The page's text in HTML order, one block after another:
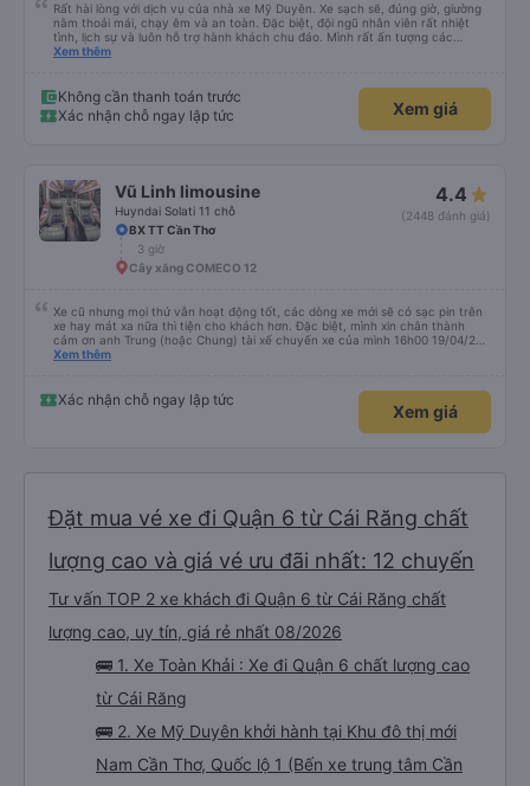
Rất hài lòng với dịch vụ của nhà xe Mỹ Duyên. Xe sạch sẽ, đúng giờ, giường
nằm thoải mái, chạy êm và an toàn. Đặc biệt, đội ngũ nhân viên rất nhiệt
tình, lịch sự và luôn hỗ trợ hành khách chu đáo. Mình rất ấn tượng các
anh/chị nhân viên trung chuyển ở Mỹ Luông. Mọi người rất thân thiện, đón
cảm giác rất yên tâm khi di chuyển. Chắc chắn sẽ tiếp tục lựa chọn nhà xe
Mỹ Duyên trong những chuyến đi sắp tới. Cảm ơn nhà xe và đội ngũ nhân
viên đã mang đến một chuyến đi thật thoải mái!
Xem thêm
Không cần thanh toán trước
Xác nhận chỗ ngay lập tức
Xem giá
Vũ Linh limousine
Huyndai Solati 11 chỗ
4.4
(2448 đánh giá)
BX TT Cần Thơ
3 giờ
Cây xăng COMECO 12
Xe cũ nhưng mọi thứ vẫn hoạt động tốt, các dòng xe mới sẽ có sạc pin trên
xe hay mát xa nữa thì tiện cho khách hơn. Đặc biệt, mình xin chân thành
cảm ơn anh Trung (hoặc Chung) tài xế chuyến xe của mình 16h00 19/04/26
đã nhiệt tình giúp đỡ mình nhận lại điện thoại và ví bỏ quên ở văn phòng Cao
đồ của mình được đựng trong hộp, bọc kĩ, chống sốc, có dán nhãn đàng
hoàng. Rất cảm kích điều này.
Xem thêm
Xác nhận chỗ ngay lập tức
Xem giá
Đặt mua vé xe đi Quận 6 từ Cái Răng chất
lượng cao và giá vé ưu đãi nhất: 12 chuyến
Tư vấn TOP 2 xe khách đi Quận 6 từ Cái Răng chất
lượng cao, uy tín, giá rẻ nhất 08/2026
🚌 1. Xe Toàn Khải : Xe đi Quận 6 chất lượng cao
từ Cái Răng
🚌 2. Xe Mỹ Duyên khởi hành tại Khu đô thị mới
Nam Cần Thơ, Quốc lộ 1 (Bến xe trung tâm Cần